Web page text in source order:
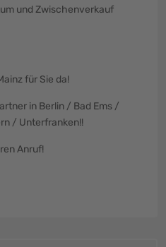
und Zwischenverkauf
für Sie da!
in Berlin / Bad Ems /
/ Unterfranken!!
Anruf!